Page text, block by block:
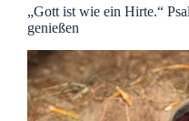
„Gott ist wie ein Hirte.“
genießen